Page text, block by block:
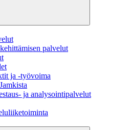
palvelut
ja -työvoima
ja analysointipalvelut